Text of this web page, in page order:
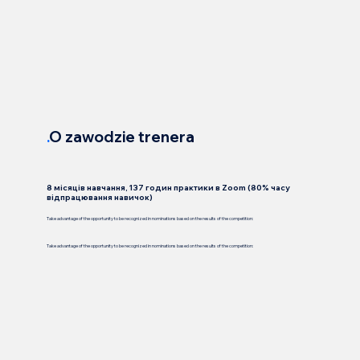
.O zawodzie trenera
8 місяців навчання, 137 годин практики в Zoom (80% часу
відпрацювання навичок)
Take advantage of the opportunity to be recognized in nominations based on the results of the competition:
Take advantage of the opportunity to be recognized in nominations based on the results of the competition: